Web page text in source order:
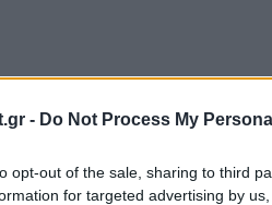
- Do Not Process My
opt-out of the sale, sharing to third
for targeted advertising by
ΑΚΟΜΑ